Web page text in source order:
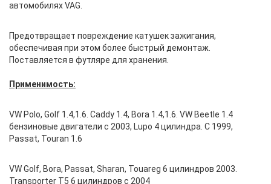
автомобилях VAG.
Предотвращает повреждение катушек зажигания,
обеспечивая при этом более быстрый демонтаж.
Поставляется в футляре для хранения.
Применимость:
VW Polo, Golf 1.4,1.6. Caddy 1.4, Bora 1.4,1.6. VW Beetle 1.4
бензиновые двигатели с 2003, Lupo 4 цилиндра. С 1999,
Passat, Touran 1.6
VW Golf, Bora, Passat, Sharan, Touareg 6 цилиндров 2003.
Transporter T5 6 цилиндров с 2004